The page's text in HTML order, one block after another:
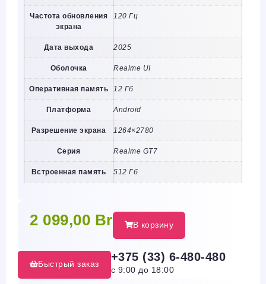
Частота обновления
экрана
120 Гц
Дата выхода 2025
Оболочка Realme UI
Оперативная память 12 Гб
Платформа Android
Разрешение экрана 1264×2780
Серия Realme GT7
Встроенная память 512 Гб
2 099,00 Br В корзину
Быстрый заказ
+375 (33) 6-480-480
с 9:00 до 18:00